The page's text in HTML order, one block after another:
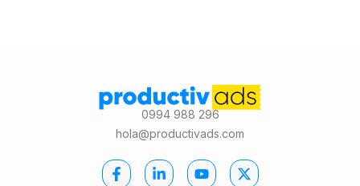
0994 988 296
hola@productivads.com